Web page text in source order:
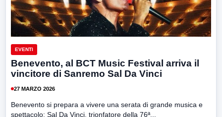
EVENTI
Benevento, al BCT Music Festival arriva il
vincitore di Sanremo Sal Da Vinci
27 MARZO 2026
Benevento si prepara a vivere una serata di grande musica e
spettacolo: Sal Da Vinci, trionfatore della 76ª...